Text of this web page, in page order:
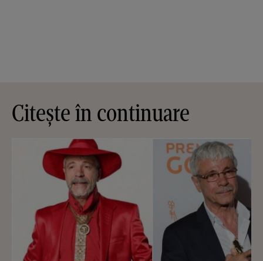
Citește în continuare